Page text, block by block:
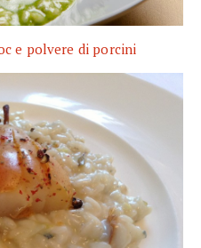
e polvere di porcini